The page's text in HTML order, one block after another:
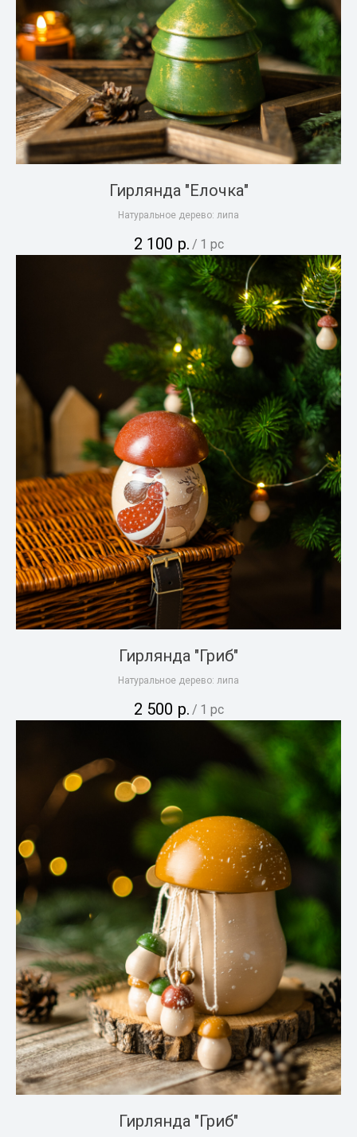
Гирлянда "Елочка"
Натуральное дерево: липа
2 100 р. / 1 pc
Гирлянда "Гриб"
Натуральное дерево: липа
2 500 р. / 1 pc
Гирлянда "Гриб"